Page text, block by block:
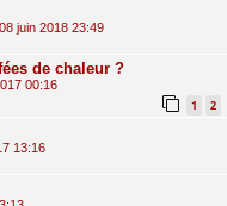
08 juin 2018 23:49
de chaleur ?
00:16
1 2
13:16